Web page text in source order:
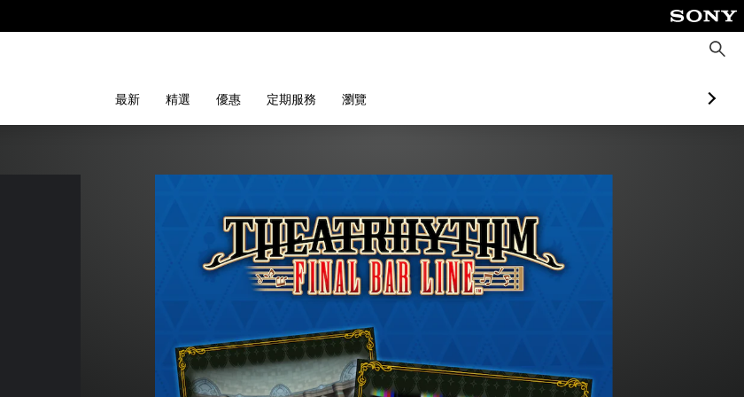
搜
尋
最新 精選 優惠 定期服務 瀏覽